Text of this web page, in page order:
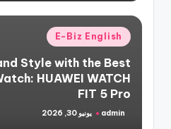
نُشر
في
E-Biz English
Style with the Best
HUAWEI WATCH
FIT 5 Pro
تمّ
admin يونيو 30, 2026